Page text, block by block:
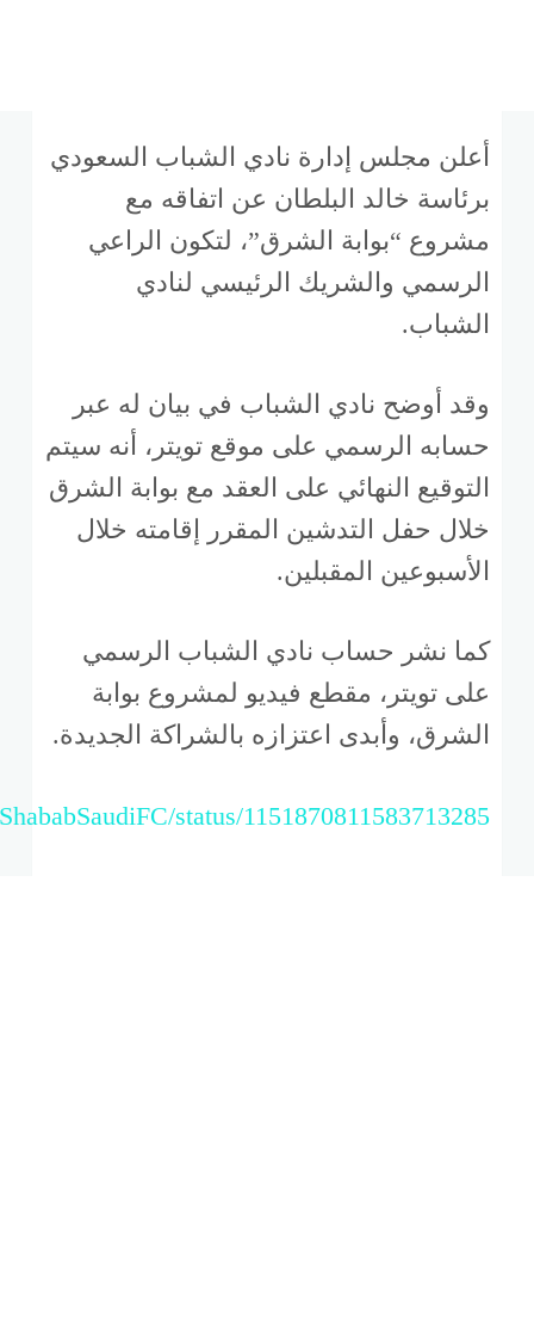
أعلن مجلس إدارة نادي الشباب السعودي
برئاسة خالد البلطان عن اتفاقه مع
مشروع “بوابة الشرق”، لتكون الراعي
الرسمي والشريك الرئيسي لنادي
الشباب.
وقد أوضح نادي الشباب في بيان له عبر
حسابه الرسمي على موقع تويتر، أنه سيتم
التوقيع النهائي على العقد مع بوابة الشرق
خلال حفل التدشين المقرر إقامته خلال
الأسبوعين المقبلين.
كما نشر حساب نادي الشباب الرسمي
على تويتر، مقطع فيديو لمشروع بوابة
الشرق، وأبدى اعتزازه بالشراكة الجديدة.
status/1151870811583713285